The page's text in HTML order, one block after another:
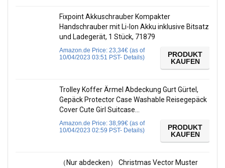
Fixpoint Akkuschrauber Kompakter
Handschrauber mit Li-Ion Akku inklusive Bitsatz
und Ladegerät, 1 Stück, 71879
Amazon.de Price: 23,34€ (as of
10/04/2023 03:51 PST- Details)
PRODUKT
KAUFEN
Trolley Koffer Ärmel Abdeckung Gurt Gürtel,
Gepäck Protector Case Washable Reisegepäck
Cover Cute Girl Suitcase…
Amazon.de Price: 38,99€ (as of
10/04/2023 02:59 PST- Details)
PRODUKT
KAUFEN
（Nur abdecken） Christmas Vector Muster